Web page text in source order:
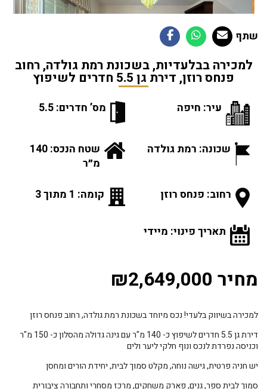
למכירה בבלעדיות, בשכונת רמת גולדה, רחוב
פנחס רוזן, דירת גן 5.5 חדרים לשיפוץ
עיר: חיפה מס’ חדרים: 5.5
שכונה: רמת גולדה
שטח הנכס: 140
מ״ר
רחוב: פנחס רוזן קומה: 1 מתוך 3
תאריך פינוי: מיידי
מחיר ₪2,649,000
למכירה בשיווק בלעדי! נכס מיוחד בשכונת רמת גולדה, רחוב פנחס רוזן
דירת גן 5.5 חדרים לשיפוץ כ- 140 מ"ר עם גינה גדולה מהסלון כ- 150 מ"ר
וכניסה נפרדת לנכס ונוף חלקי ליער ולים
יש חניה פרטית, גישה נוחה, מקלט סמוך לבית, יחידת הורים ומחסן
סמוך לבית ספר, גנים, פארק משחקים, מרכז מסחרי ותחבורה ציבורית
שתף